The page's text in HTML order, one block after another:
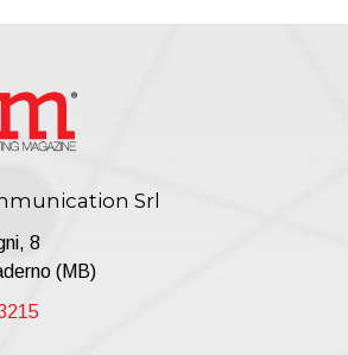
Srl
8
(MB)